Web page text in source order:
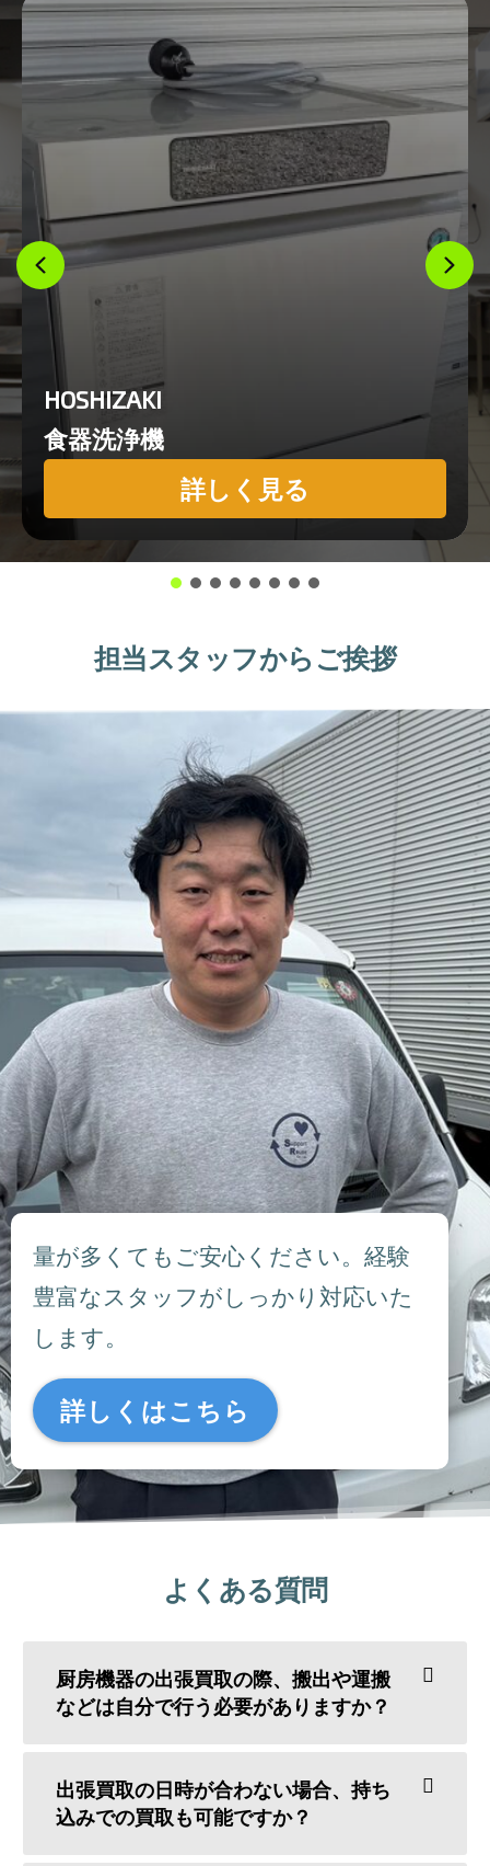
HOSHIZAKI
食器洗浄機
詳しく見る
担当スタッフからご挨拶
量が多くてもご安心ください。経験
豊富なスタッフがしっかり対応いた
します。
詳しくはこちら
よくある質問
厨房機器の出張買取の際、搬出や運搬
などは自分で行う必要がありますか？
出張買取の日時が合わない場合、持ち
込みでの買取も可能ですか？